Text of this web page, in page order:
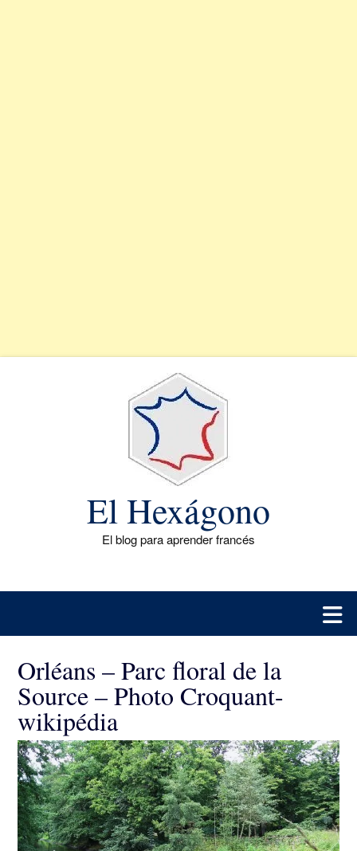
El Hexágono
El blog para aprender francés
Orléans – Parc floral de la
Source – Photo Croquant-
wikipédia